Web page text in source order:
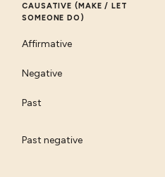
CAUSATIVE (MAKE / LET
SOMEONE DO)
Affirmative
Negative
Past
Past negative